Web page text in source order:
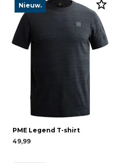
Nieuw.
PME Legend T-shirt
49,99